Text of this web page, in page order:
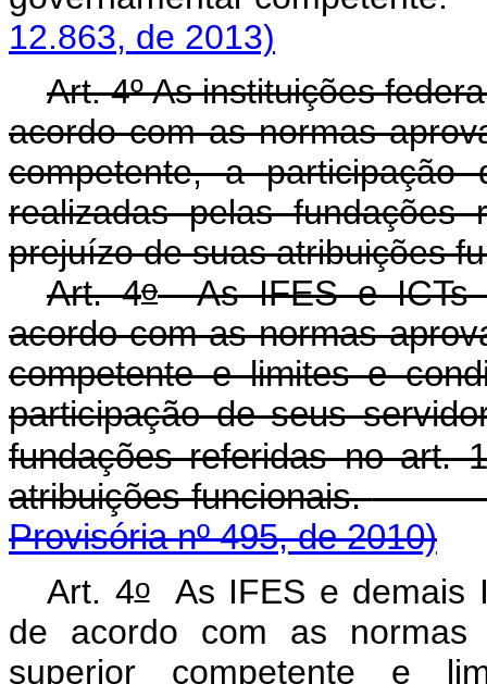
12.863, de 2013)
Art. 4º As instituições
acordo com as normas
competente, a
realizadas pelas
prejuízo de suas atribuições
Art. 4oAs IFES e ICTs
acordo com as normas
competente e limites e
participação de seus
fundações referidas no art. 1
atribuições funcionais.
Provisória nº 495, de 2010)
Art. 4oAs IFES e demais
de acordo com as normas
superior competente e